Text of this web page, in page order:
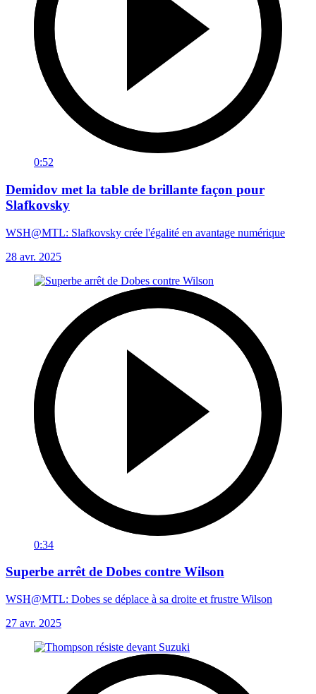
0:52
Demidov met la table de brillante façon pour
Slafkovsky
WSH@MTL: Slafkovsky crée l'égalité en avantage numérique
28 avr. 2025
0:34
Superbe arrêt de Dobes contre Wilson
WSH@MTL: Dobes se déplace à sa droite et frustre Wilson
27 avr. 2025